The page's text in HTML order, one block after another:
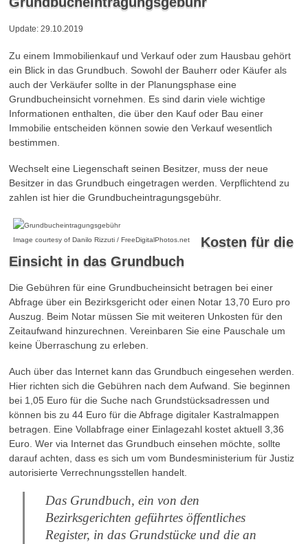
Update: 29.10.2019
Zu einem Immobilienkauf und Verkauf oder zum Hausbau gehört
ein Blick in das Grundbuch. Sowohl der Bauherr oder Käufer als
auch der Verkäufer sollte in der Planungsphase eine
Grundbucheinsicht vornehmen. Es sind darin viele wichtige
Informationen enthalten, die über den Kauf oder Bau einer
Immobilie entscheiden können sowie den Verkauf wesentlich
bestimmen.
Wechselt eine Liegenschaft seinen Besitzer, muss der neue
Besitzer in das Grundbuch eingetragen werden. Verpflichtend zu
zahlen ist hier die Grundbucheintragungsgebühr.
Image courtesy of Danilo Rizzuti / FreeDigitalPhotos.net
Kosten für die
Einsicht in das Grundbuch
Die Gebühren für eine Grundbucheinsicht betragen bei einer
Abfrage über ein Bezirksgericht oder einen Notar 13,70 Euro pro
Auszug. Beim Notar müssen Sie mit weiteren Unkosten für den
Zeitaufwand hinzurechnen. Vereinbaren Sie eine Pauschale um
keine Überraschung zu erleben.
Auch über das Internet kann das Grundbuch eingesehen werden.
Hier richten sich die Gebühren nach dem Aufwand. Sie beginnen
bei 1,05 Euro für die Suche nach Grundstücksadressen und
können bis zu 44 Euro für die Abfrage digitaler Kastralmappen
betragen. Eine Vollabfrage einer Einlagezahl kostet aktuell 3,36
Euro. Wer via Internet das Grundbuch einsehen möchte, sollte
darauf achten, dass es sich um vom Bundesministerium für Justiz
autorisierte Verrechnungsstellen handelt.
Das Grundbuch, ein von den
Bezirksgerichten geführtes öffentliches
Register, in das Grundstücke und die an